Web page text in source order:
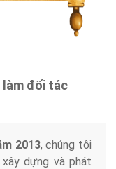
làm đối tác
2013, chúng tôi
dựng và phát